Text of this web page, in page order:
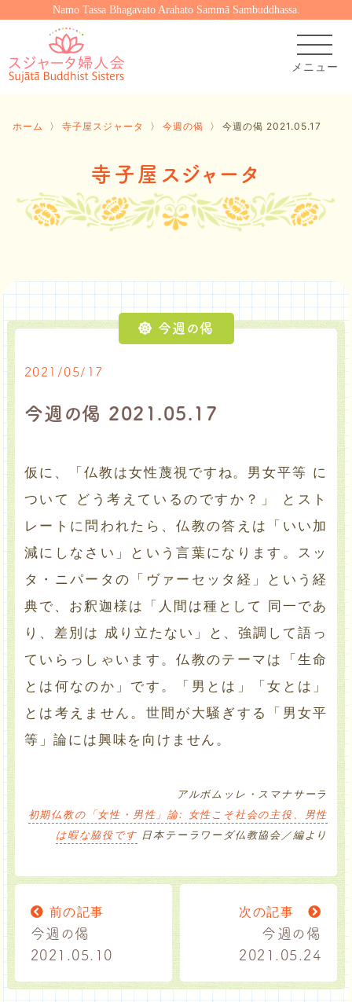
Namo Tassa Bhagavato Arahato Sammā Sambuddhassa.
ホーム 〉 寺子屋スジャータ 〉 今週の偈 〉 今週の偈 2021.05.17
寺子屋スジャータ
2021/05/17
今週の偈
今週の偈 2021.05.17
仮に、「仏教は女性蔑視ですね。男女平等 に
ついて どう考えているのですか？」 とスト
レートに問われたら、仏教の答えは「いい加
減にしなさい」という言葉になります。スッ
タ・ニパータの「ヴァーセッタ経」という経
典で、お釈迦様は「人間は種として 同一であ
り、差別は 成り立たない」と、強調して語っ
ていらっしゃいます。仏教のテーマは「生命
とは何なのか」です。「男とは」「女とは」
とは考えません。世間が大騒ぎする「男女平
等」論には興味を向けません。
アルボムッレ・スマナサーラ
初期仏教の「女性・男性」論: 女性こそ社会の主役、男性
は暇な脇役です 日本テーラワーダ仏教協会／編より
前の記事
今週の偈
2021.05.10
次の記事
今週の偈
2021.05.24